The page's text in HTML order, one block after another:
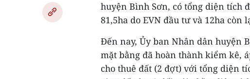
huyện Bình Sơn, có tổng diện tích
81,5ha do EVN đầu tư và 12ha còn
Đến nay, Ủy ban Nhân dân huyện
mặt bằng đã hoàn thành kiểm kê,
cho thuê đất (2 đợt) với tổng diện